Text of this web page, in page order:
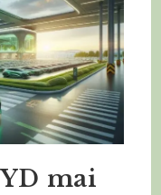
mai